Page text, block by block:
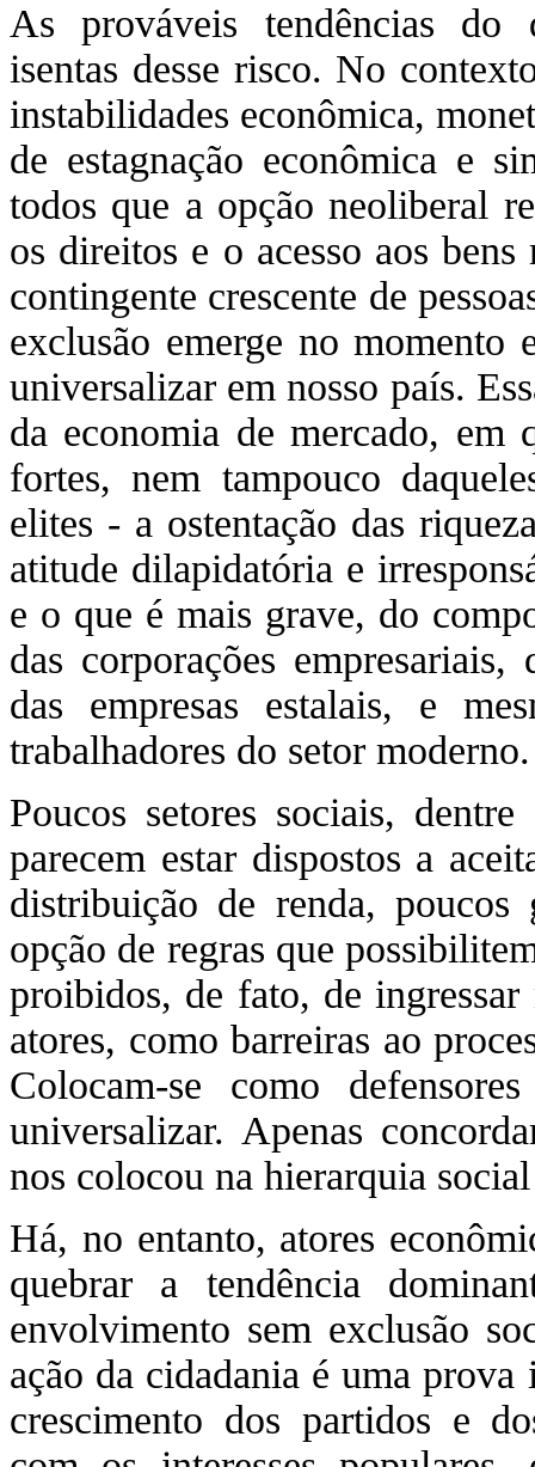
As prováveis tendências do
isentas desse risco. No
instabilidades econômica,
de estagnação econômica e
todos que a opção neoliberal
os direitos e o acesso aos
contingente crescente de
exclusão emerge no momento
universalizar em nosso país.
da economia de mercado, em
fortes, nem tampouco
elites - a ostentação das
atitude dilapidatória e
e o que é mais grave, do
das corporações
das empresas estalais, e
trabalhadores do setor moderno.
Poucos setores sociais,
parecem estar dispostos a
distribuição de renda, poucos
opção de regras que
proibidos, de fato, de ingressar
atores, como barreiras ao
Colocam-se como
universalizar. Apenas
nos colocou na hierarquia
Há, no entanto, atores
quebrar a tendência
envolvimento sem exclusão
ação da cidadania é uma
crescimento dos partidos e